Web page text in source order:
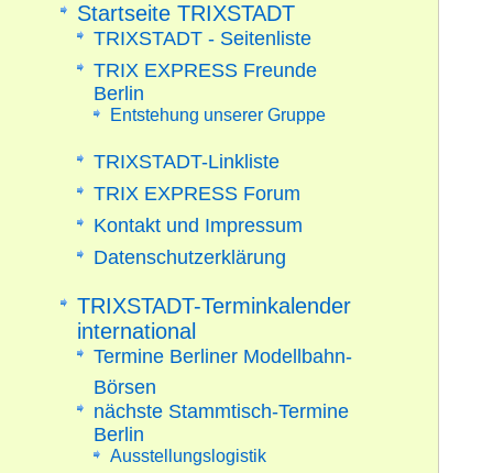
Startseite TRIXSTADT
TRIXSTADT - Seitenliste
TRIX EXPRESS Freunde
Berlin
Entstehung unserer Gruppe
TRIXSTADT-Linkliste
TRIX EXPRESS Forum
Kontakt und Impressum
Datenschutzerklärung
TRIXSTADT-Terminkalender
international
Termine Berliner Modellbahn-
Börsen
nächste Stammtisch-Termine
Berlin
Ausstellungslogistik